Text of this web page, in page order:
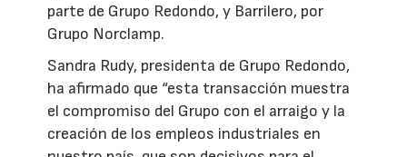
parte de Grupo Redondo, y Barrilero, por
Grupo Norclamp.
Sandra Rudy, presidenta de Grupo Redondo,
ha afirmado que “esta transacción muestra
el compromiso del Grupo con el arraigo y la
creación de los empleos industriales en